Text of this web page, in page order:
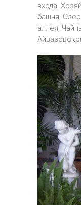
входа,
башня,
аллея,